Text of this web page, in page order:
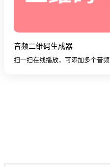
音频二维码生成器
扫一扫在线播放，可添加多个音频